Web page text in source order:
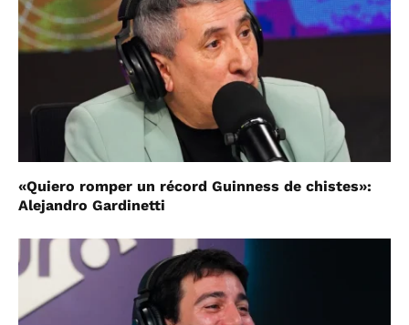
«Quiero romper un récord Guinness de chistes»:
Alejandro Gardinetti